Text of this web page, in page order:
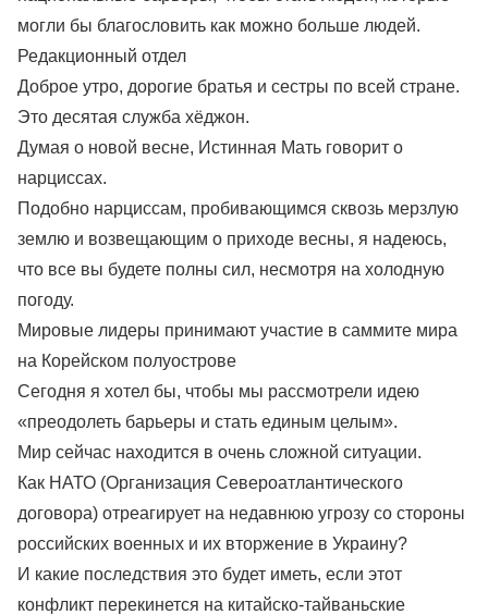
могли бы благословить как можно больше людей.
Редакционный отдел
Доброе утро, дорогие братья и сестры по всей стране.
Это десятая служба хёджон.
Думая о новой весне, Истинная Мать говорит о
нарциссах.
Подобно нарциссам, пробивающимся сквозь мерзлую
землю и возвещающим о приходе весны, я надеюсь,
что все вы будете полны сил, несмотря на холодную
погоду.
Мировые лидеры принимают участие в саммите мира
на Корейском полуострове
Сегодня я хотел бы, чтобы мы рассмотрели идею
«преодолеть барьеры и стать единым целым».
Мир сейчас находится в очень сложной ситуации.
Как НАТО (Организация Североатлантического
договора) отреагирует на недавнюю угрозу со стороны
российских военных и их вторжение в Украину?
И какие последствия это будет иметь, если этот
конфликт перекинется на китайско-тайваньские